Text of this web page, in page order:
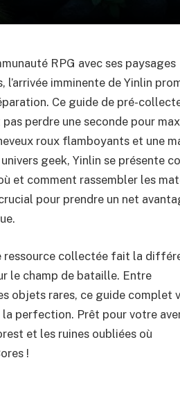
RPG avec ses paysages
imminente de Yinlin
Ce guide de pré-
perdre une seconde pour
roux flamboyants et une
geek, Yinlin se présente
et comment rassembler les
pour prendre un net
ressource collectée fait la
le champ de bataille. Entre
objets rares, ce guide complet
la perfection. Prêt pour votre
et les ruines oubliées où
!